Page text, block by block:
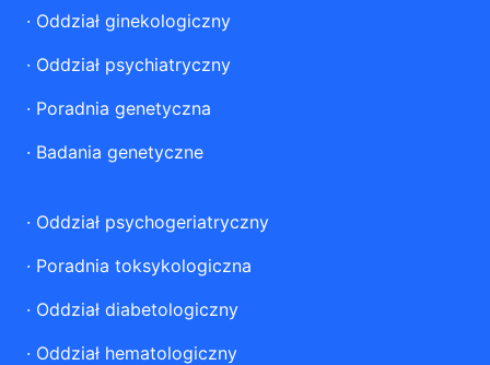
· Oddział ginekologiczny
· Oddział psychiatryczny
· Poradnia genetyczna
· Badania genetyczne
· Oddział psychogeriatryczny
· Poradnia toksykologiczna
· Oddział diabetologiczny
· Oddział hematologiczny